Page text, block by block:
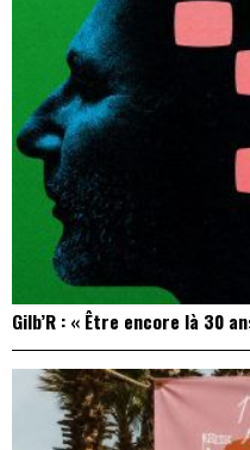
Gilb’R : « Être encore là 30